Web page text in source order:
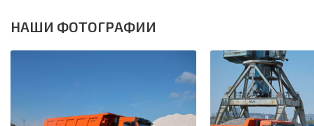
НАШИ ФОТОГРАФИИ